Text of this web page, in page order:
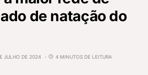
de natação do
JULHO DE 2024
4 MINUTOS DE LEITURA